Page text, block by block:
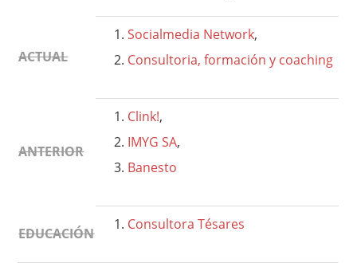
ACTUAL
Socialmedia Network,
Consultoria, formación y coaching
ANTERIOR
Clink!,
IMYG SA,
Banesto
EDUCACIÓN
Consultora Tésares